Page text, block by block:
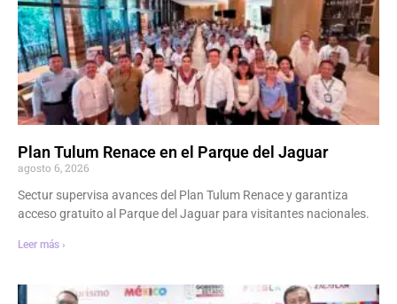
Plan Tulum Renace en el Parque del Jaguar
agosto 6, 2026
Sectur supervisa avances del Plan Tulum Renace y garantiza
acceso gratuito al Parque del Jaguar para visitantes nacionales.
Leer más ›